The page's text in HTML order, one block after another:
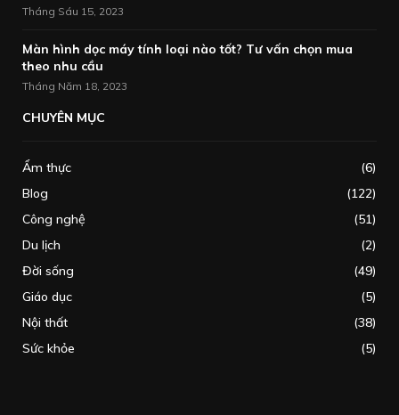
Tháng Sáu 15, 2023
Màn hình dọc máy tính loại nào tốt? Tư vấn chọn mua
theo nhu cầu
Tháng Năm 18, 2023
CHUYÊN MỤC
Ẩm thực
(6)
Blog
(122)
Công nghệ
(51)
Du lịch
(2)
Đời sống
(49)
Giáo dục
(5)
Nội thất
(38)
Sức khỏe
(5)